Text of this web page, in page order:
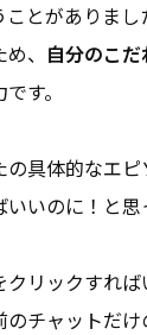
ことがありま
、 自分のこ
す。
の具体的なエ
いいのに！と
クリックすれ
のチャットだ